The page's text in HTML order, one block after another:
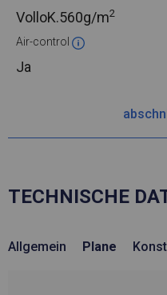
VolloK.560g/m2
Air-control
Ja
TECHNISCHE
Allgemein Plane